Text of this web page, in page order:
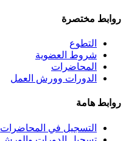
روابط مختصرة
التطوع
شروط العضوية
المحاضرات
الدورات وورش العمل
روابط هامة
التسجيل في المحاضرات